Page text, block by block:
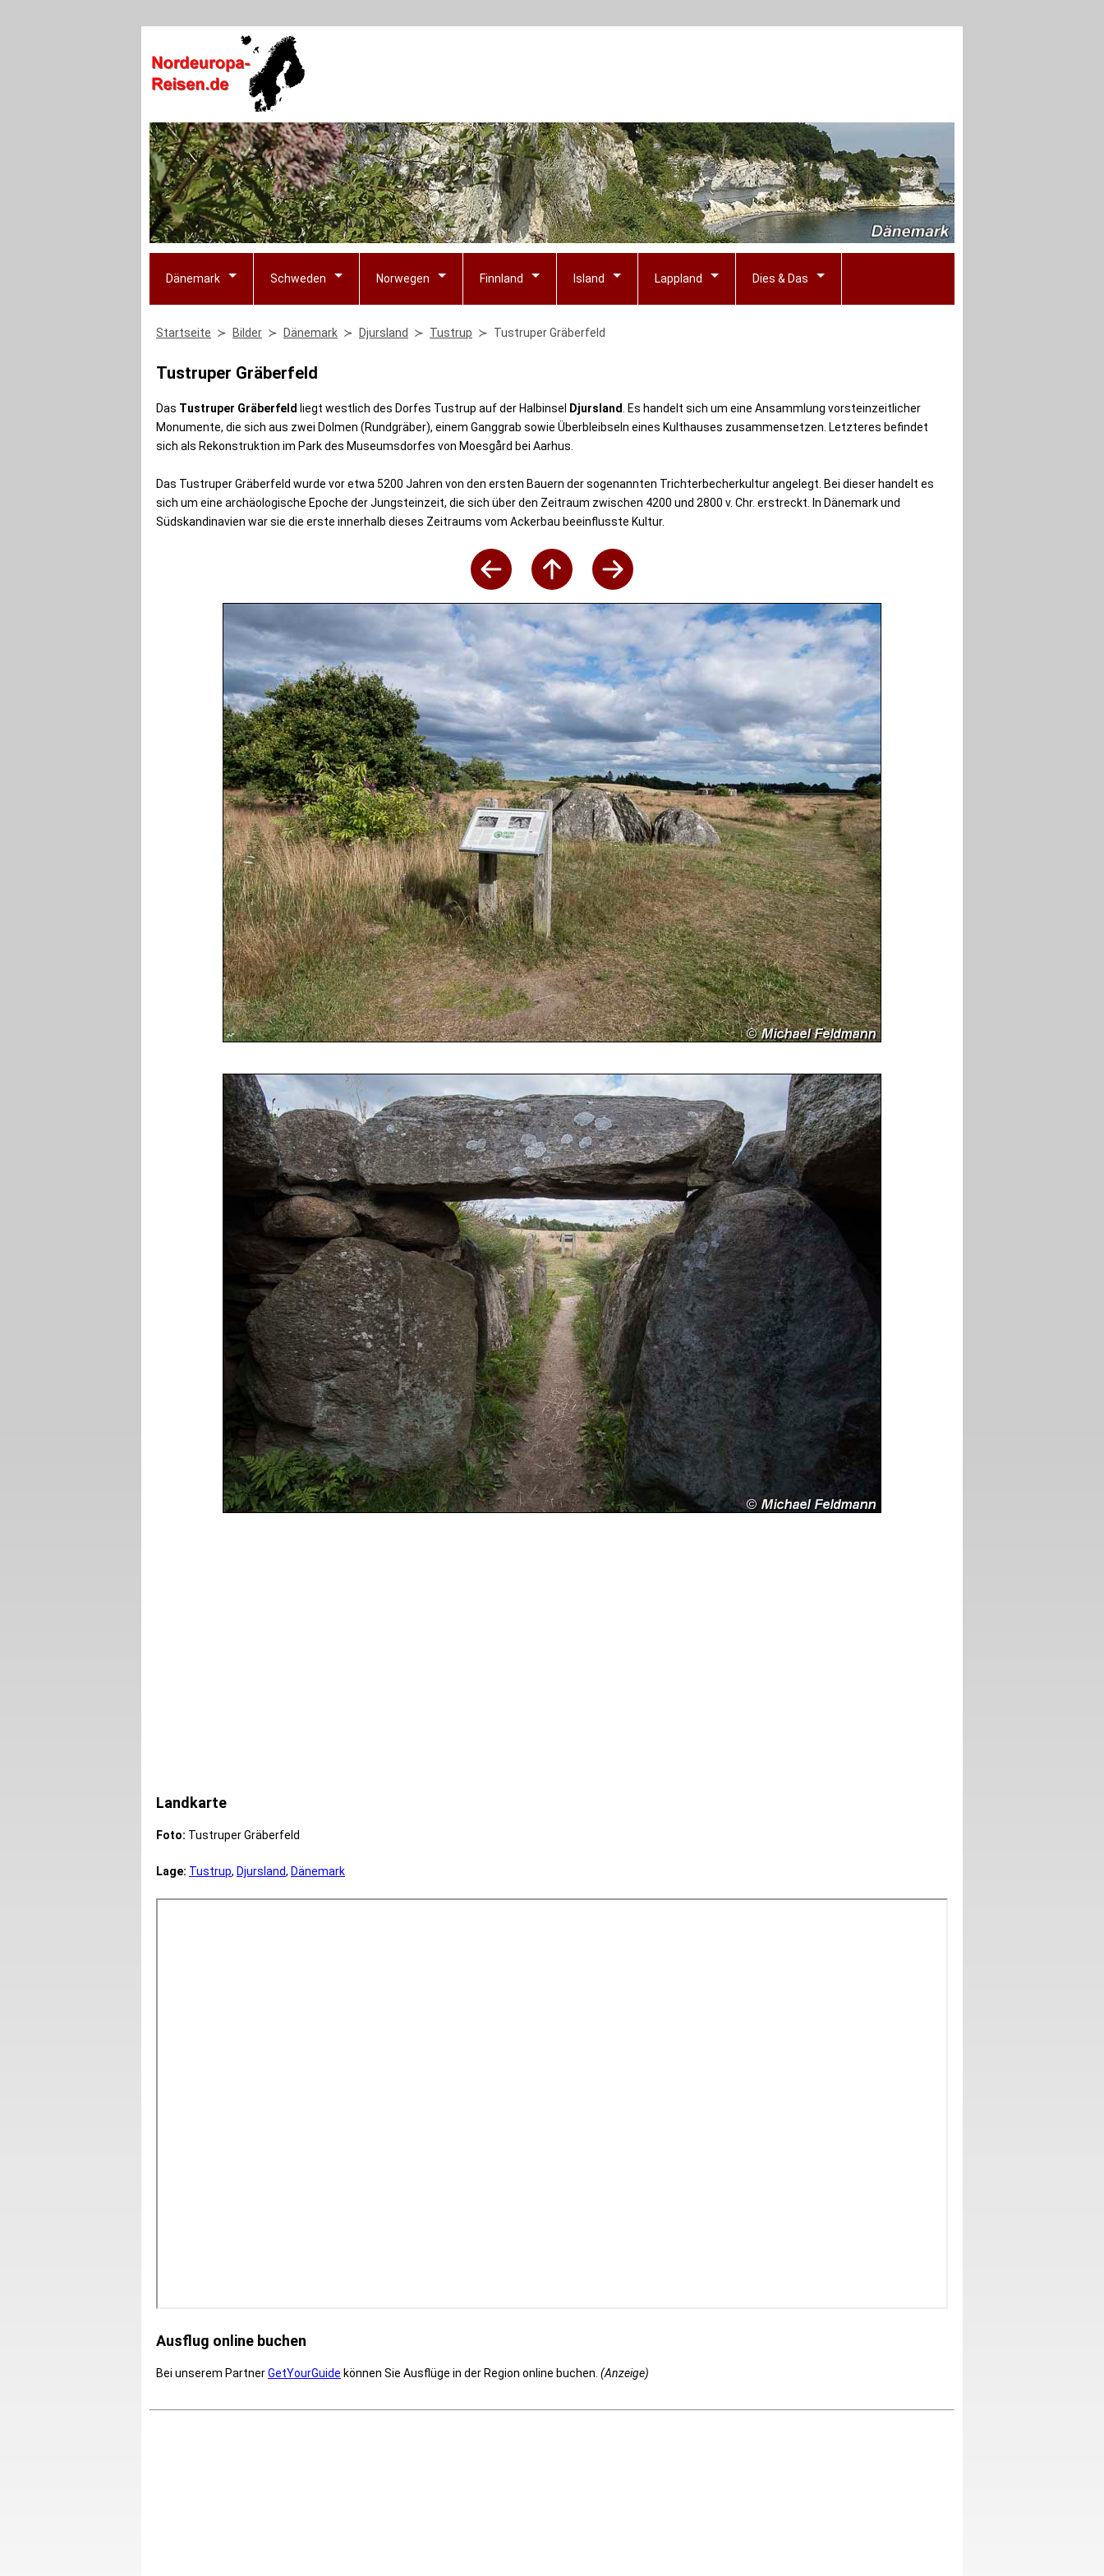
Dänemark Schweden Norwegen Finnland Island Lappland Dies & Das
Startseite Bilder Dänemark Djursland Tustrup Tustruper Gräberfeld
Tustruper Gräberfeld
Das Tustruper Gräberfeld liegt westlich des Dorfes Tustrup auf der Halbinsel Djursland
. Es handelt sich um eine Ansammlung vorsteinzeitlicher
Monumente, die sich aus zwei Dolmen (Rundgräber), einem Ganggrab sowie Überbleibseln eines Kulthauses zusammensetzen. Letzteres befindet
sich als Rekonstruktion im Park des Museumsdorfes von Moesgård bei Aarhus.
Das Tustruper Gräberfeld wurde vor etwa 5200 Jahren von den ersten Bauern der sogenannten Trichterbecherkultur angelegt. Bei dieser handelt es
sich um eine archäologische Epoche der Jungsteinzeit, die sich über den Zeitraum zwischen 4200 und 2800 v. Chr. erstreckt. In Dänemark und
Südskandinavien war sie die erste innerhalb dieses Zeitraums vom Ackerbau beeinflusste Kultur.
Landkarte
Foto: Tustruper Gräberfeld
Lage: Tustrup, Djursland, Dänemark
Ausflug online buchen
Bei unserem PartnerGetYourGuide können Sie Ausflüge in der Region online buchen. (Anzeige)